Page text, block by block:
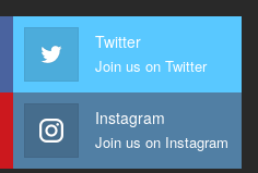
Twitter
Join us on Twitter
Instagram
Join us on Instagram